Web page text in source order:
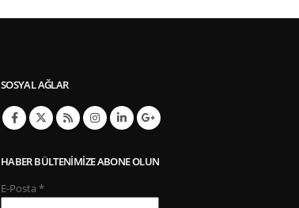
SOSYAL AĞLAR
HABER BÜLTENIMIZE ABONE OLUN
E-Posta *